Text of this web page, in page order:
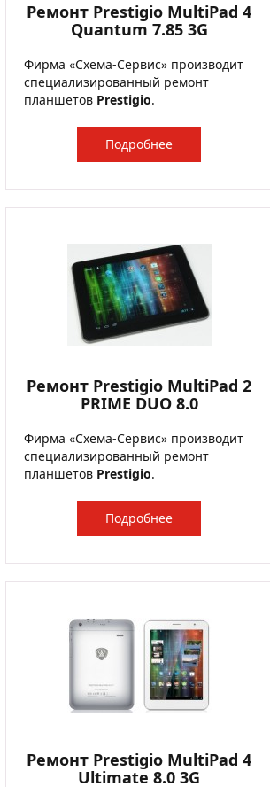
Ремонт Prestigio MultiPad 4
Quantum 7.85 3G
Фирма «Схема-Сервис» производит
специализированный ремонт
планшетов Prestigio.
Подробнее
Ремонт Prestigio MultiPad 2
PRIME DUO 8.0
Фирма «Схема-Сервис» производит
специализированный ремонт
планшетов Prestigio.
Подробнее
Ремонт Prestigio MultiPad 4
Ultimate 8.0 3G